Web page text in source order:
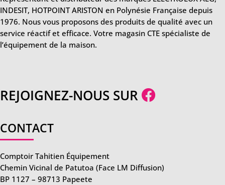
INDESIT, HOTPOINT ARISTON en Polynésie Française depuis
1976. Nous vous proposons des produits de qualité avec un
service réactif et efficace. Votre magasin CTE spécialiste de
l’équipement de la maison.
REJOIGNEZ-NOUS SUR
CONTACT
Comptoir Tahitien Équipement
Chemin Vicinal de Patutoa (Face LM Diffusion)
BP 1127 – 98713 Papeete